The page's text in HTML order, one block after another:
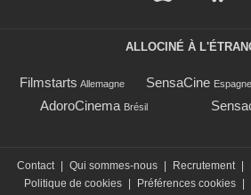
ALLOCINÉ À
Filmstarts Allemagne SensaCine Espagne
AdoroCinema Brésil
Contact Qui sommes-nous Recrutement
Politique de cookies
Préférences cookies